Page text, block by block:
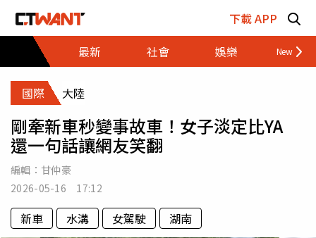
下載 APP
最新
社會 娛樂 財經
國際 大陸
剛牽新車秒變事故車！女子淡定比YA
還一句話讓網友笑翻
編輯： 甘仲豪
2026-05-16 17:12
新車 水溝 女駕駛 湖南